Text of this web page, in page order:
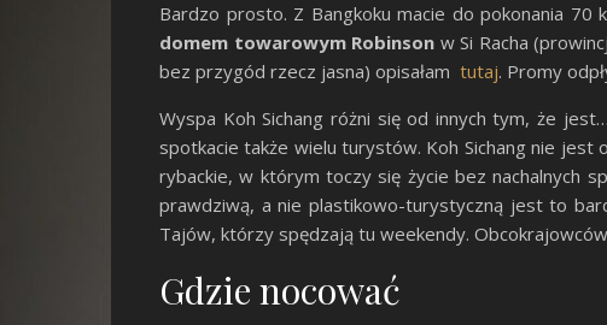
Bardzo prosto. Z Bangkoku macie do pokonania 70
domem towarowym Robinson w Si Racha
bez przygód rzecz jasna) opisałam tutaj. Promy
Wyspa Koh Sichang różni się od innych tym, że
spotkacie także wielu turystów. Koh Sichang nie jest
rybackie, w którym toczy się życie bez nachalnych
prawdziwą, a nie plastikowo-turystyczną jest to
Tajów, którzy spędzają tu weekendy.
Gdzie nocować